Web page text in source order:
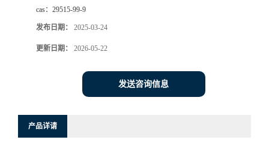
cas： 29515-99-9
发布日期： 2025-03-24
更新日期： 2026-05-22
发送咨询信息
产品详请